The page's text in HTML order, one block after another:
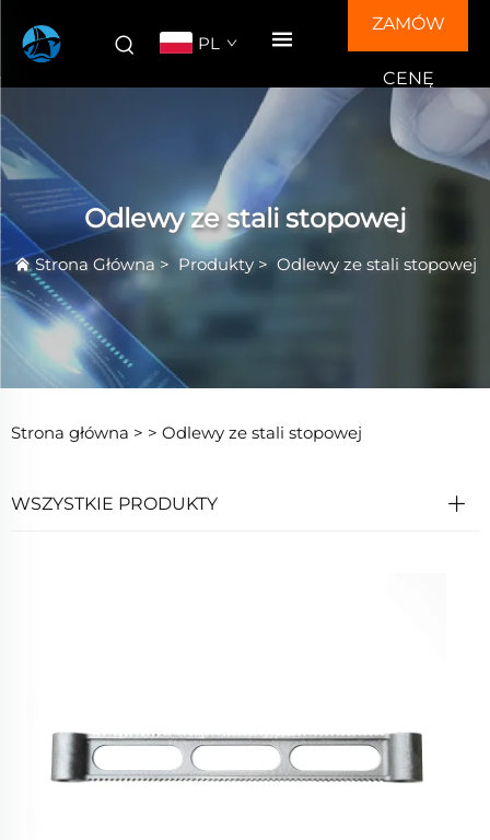
PL
ZAMÓW
CENĘ
Odlewy ze stali stopowej
Strona Główna> Produkty> Odlewy ze stali stopowej
Strona główna > > Odlewy ze stali stopowej
WSZYSTKIE PRODUKTY